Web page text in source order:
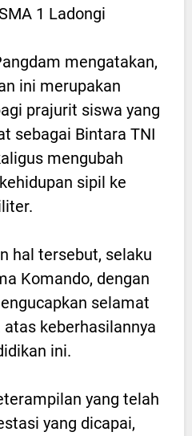
1 Ladongi
mengatakan,
ini merupakan
prajurit siswa yang
sebagai Bintara TNI
mengubah
sipil ke
hal tersebut, selaku
Komando, dengan
selamat
keberhasilannya
ini.
yang telah
yang dicapai,